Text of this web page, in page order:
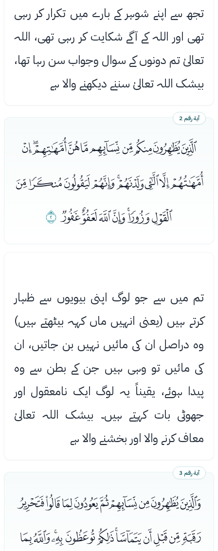
تجھ سے اپنے شوہر کے بارے میں تکرار کر رہی
تھی اور اللہ کے آگے شکایت کر رہی تھی، اللہ
تعالیٰ تم دونوں کے سوال وجواب سن رہا تھا،
بیشک اللہ تعالیٰ سننے دیکھنے واﻻ ہے
آية رقم 2
ﭥﭦﭧﭨﭩﭪﭫﭬﭭﭮ
ﭯﭰﭱﭲﭳﭴﭵﭶﭷ
ﭸﭹﭺﭻﭼﭽﭾﭿ
تم میں سے جو لوگ اپنی بیویوں سے ﻇہار
کرتے ہیں (یعنی انہیں ماں کہہ بیٹھتے ہیں)
وه دراصل ان کی مائیں نہیں بن جاتیں، ان
کی مائیں تو وہی ہیں جن کے بطن سے وه
پیدا ہوئے، یقیناً یہ لوگ ایک نامعقول اور
جھوٹی بات کہتے ہیں۔ بیشک اللہ تعالیٰ
معاف کرنے واﻻ اور بخشنے واﻻ ہے
آية رقم 3
ﮀﮁﮂﮃﮄﮅﮆﮇﮈ
ﮉﮊﮋﮌﮍﮎﮏﮐﮑﮒﮓﮔ